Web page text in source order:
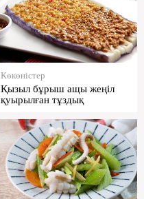
Көкөністер
Қызыл бұрыш ащы жеңіл
қуырылған тұздық